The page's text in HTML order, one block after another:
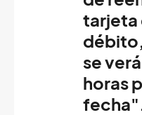
tarjeta
se
horas